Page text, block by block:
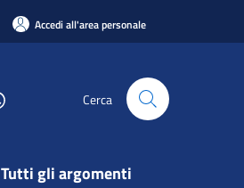
Accedi all'area personale
Cerca
Tutti gli argomenti